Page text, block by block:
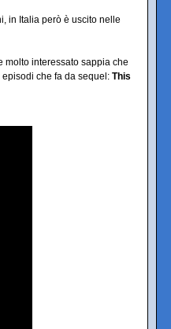
in Italia però è uscito nelle
molto interessato sappia che
che fa da sequel: This